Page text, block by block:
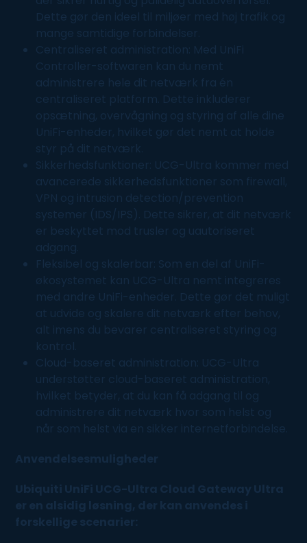
Dette gør den ideel til miljøer med høj trafik og
mange samtidige forbindelser.
Centraliseret administration: Med UniFi
Controller-softwaren kan du nemt
administrere hele dit netværk fra én
centraliseret platform. Dette inkluderer
opsætning, overvågning og styring af alle dine
UniFi-enheder, hvilket gør det nemt at holde
styr på dit netværk.
Sikkerhedsfunktioner: UCG-Ultra kommer med
avancerede sikkerhedsfunktioner som firewall,
VPN og intrusion detection/prevention
systemer (IDS/IPS). Dette sikrer, at dit netværk
er beskyttet mod trusler og uautoriseret
adgang.
Fleksibel og skalerbar: Som en del af UniFi-
økosystemet kan UCG-Ultra nemt integreres
med andre UniFi-enheder. Dette gør det muligt
at udvide og skalere dit netværk efter behov,
alt imens du bevarer centraliseret styring og
kontrol.
Cloud-baseret administration: UCG-Ultra
understøtter cloud-baseret administration,
hvilket betyder, at du kan få adgang til og
administrere dit netværk hvor som helst og
når som helst via en sikker internetforbindelse.
Anvendelsesmuligheder
Ubiquiti UniFi UCG-Ultra Cloud Gateway Ultra
er en alsidig løsning, der kan anvendes i
forskellige scenarier: